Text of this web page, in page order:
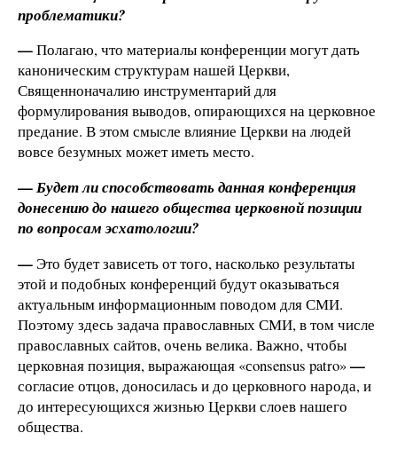
проблематики?
—Полагаю, что материалы конференции могут дать
каноническим структурам нашей Церкви,
Священноначалию инструментарий для
формулирования выводов, опирающихся на церковное
предание. В этом смысле влияние Церкви на людей
вовсе безумных может иметь место.
—Будет ли способствовать данная конференция
донесению до нашего общества церковной позиции
по вопросам эсхатологии?
— Это будет зависеть от того, насколько результаты
этой и подобных конференций будут оказываться
актуальным информационным поводом для СМИ.
Поэтому здесь задача православных СМИ, в том числе
православных сайтов, очень велика. Важно, чтобы
церковная позиция, выражающая «сonsensus patro»—
согласие отцов, доносилась и до церковного народа, и
до интересующихся жизнью Церкви слоев нашего
общества.